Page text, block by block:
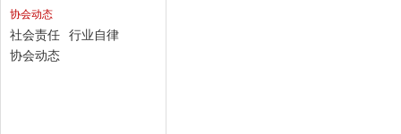
协会动态
社会责任
行业自律
协会动态